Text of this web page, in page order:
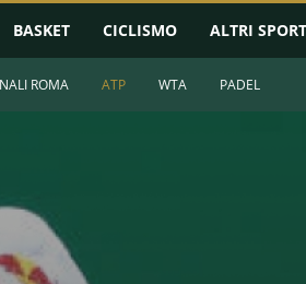
BASKET CICLISMO ALTRI SPORT
ROMA ATP WTA PADEL